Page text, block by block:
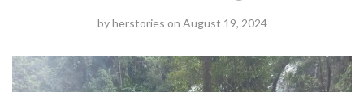
byherstories on August 19, 2024